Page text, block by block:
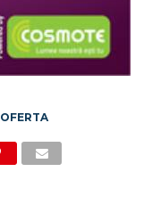
OFERTA